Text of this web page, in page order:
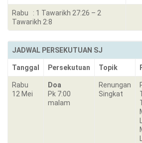
Rabu : 1 Tawarikh 27:26 – 2
Tawarikh 2:8
JADWAL PERSEKUTUAN SJ
Tanggal Persekutuan Topik
Rabu
12 Mei
Doa
Pk 7:00
malam
Renungan
Singkat